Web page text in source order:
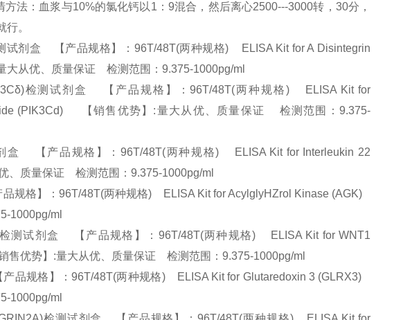
方法：血浆与10%的氯化钙以 1 ： 9混合，然后离心2500---3000转， 30分，
。
剂盒 【产品规格】：96T/48T(两种规格) ELISA Kit for A Disintegrin
大从优、质量保证 检测范围：9.375-1000pg/ml
检测试剂盒 【产品规格】：96T/48T(两种规格) ELISA Kit for
(PIK3Cd) 【销售优势】:量大从优、质量保证 检测范围：9.375-
盒 【产品规格】：96T/48T(两种规格) ELISA Kit for Interleukin 22
、质量保证 检测范围：9.375-1000pg/ml
规格】：96T/48T(两种规格) ELISA Kit for AcylglyHZrol Kinase (AGK)
1000pg/ml
测试剂盒 【产品规格】：96T/48T(两种规格) ELISA Kit for WNT1
售优势】:量大从优、质量保证 检测范围：9.375-1000pg/ml
品规格】：96T/48T(两种规格) ELISA Kit for Glutaredoxin 3 (GLRX3)
1000pg/ml